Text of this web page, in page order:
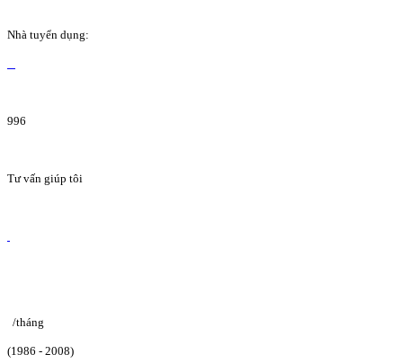
Nhà tuyển dụng:
996
Tư vấn giúp tôi
/tháng
(1986 - 2008)